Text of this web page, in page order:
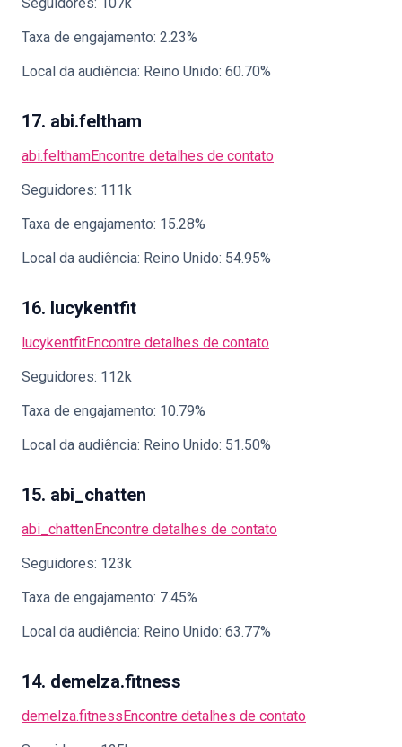
Taxa de engajamento: 2.23%
Local da audiência: Reino Unido: 60.70%
17. abi.feltham
abi.felthamEncontre detalhes de contato
Seguidores: 111k
Taxa de engajamento: 15.28%
Local da audiência: Reino Unido: 54.95%
16. lucykentfit
lucykentfitEncontre detalhes de contato
Seguidores: 112k
Taxa de engajamento: 10.79%
Local da audiência: Reino Unido: 51.50%
15. abi_chatten
abi_chattenEncontre detalhes de contato
Seguidores: 123k
Taxa de engajamento: 7.45%
Local da audiência: Reino Unido: 63.77%
14. demelza.fitness
demelza.fitnessEncontre detalhes de contato